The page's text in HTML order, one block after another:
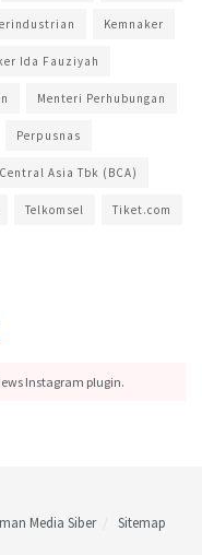
Kemnaker
Ida Fauziyah
Menteri Perhubungan
Perpusnas
Asia Tbk (BCA)
Telkomsel Tiket.com
Instagram plugin.
Media Siber Sitemap